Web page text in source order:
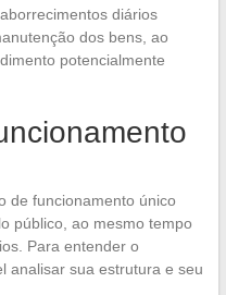
diários
dos bens, ao
potencialmente
de funcionamento único
público, ao mesmo tempo
Para entender o
analisar sua estrutura e seu